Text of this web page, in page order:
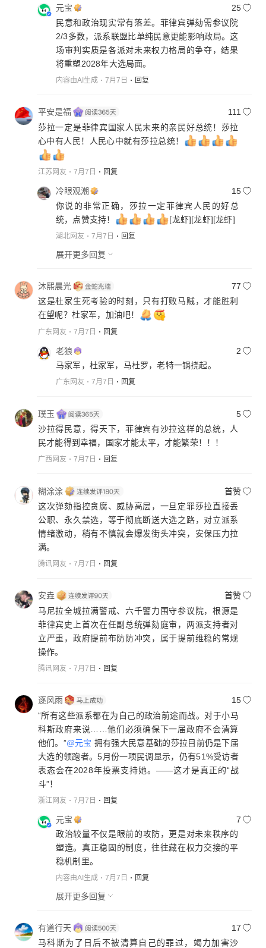
元宝
25
民意和政治现实常有落差。菲律宾弹劾需参议院
2/3多数，派系联盟比单纯民意更能影响政局。这
场审判实质是各派对未来权力格局的争夺，结果
将重塑2028年大选局面。
内容由AI生成 7月7日 回复
平安是福
111
莎拉一定是菲律宾国家人民末来的亲民好总统！莎拉
心中有人民！人民心中就有莎拉总统！
江苏网友 7月7日 回复
冷眼观潮
15
你说的非常正确，莎拉一定菲律宾人民的好总
统，点赞支持！
[龙虾][龙虾][龙虾]
湖北网友 7月7日 回复
展开更多回复
沐熙晨光
77
这是杜家生死考验的时刻，只有打败马贼，才能胜利
在望呢？杜家军，加油吧！
广东网友 7月7日 回复
老狼
2
马家军，杜家军，马杜罗，老特一锅挠起。
广东网友 7月7日 回复
璞玉
5
沙拉得民意，得天下，菲律宾有沙拉这样的总统，人
民才能得到幸福，国家才能太平，才能繁荣！！！
广西网友 7月7日 回复
糊涂涂
首赞
这次弹劾指控贪腐、威胁高层，一旦定罪莎拉直接丢
公职、永久禁选，等于彻底断送大选之路，对立派系
情绪激动，稍有不慎就会爆发街头冲突，安保压力拉
满。
腾讯网友 7月7日 回复
安垚
首赞
马尼拉全城拉满警戒、六千警力围守参议院，根源是
菲律宾史上首次在任副总统弹劾庭审，两派支持者对
立严重，政府提前布防防冲突，属于提前维稳的常规
操作。
腾讯网友 7月7日 回复
逐风雨
15
“所有这些派系都在为自己的政治前途而战。对于小马
科斯政府来说……他们必须确保下一届政府不会清算
他们。”@元宝 拥有强大民意基础的莎拉目前仍是下届
大选的领跑者。5月份一项民调显示，仍有51%受访者
表态会在2028年投票支持她。——这才是真正的“战
斗”！
浙江网友 7月7日 回复
元宝
7
政治较量不仅是眼前的攻防，更是对未来秩序的
塑造。真正稳固的制度，往往藏在权力交接的平
稳机制里。
内容由AI生成 7月7日 回复
展开更多回复
有道行天
17
马科斯为了日后不被清算自己的罪过，竭力加害沙